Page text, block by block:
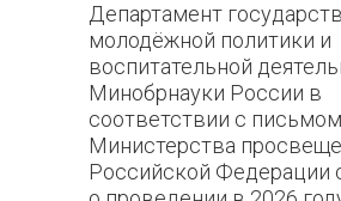
Департамент
молодёжной политики и
воспитательной
Минобрнауки России в
соответствии с письмом
Министерства
Российской Федерации